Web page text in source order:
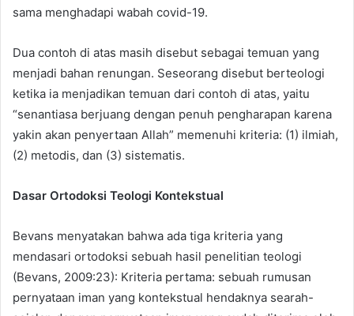
sama menghadapi wabah covid-19.
Dua contoh di atas masih disebut sebagai temuan yang
menjadi bahan renungan. Seseorang disebut berteologi
ketika ia menjadikan temuan dari contoh di atas, yaitu
“senantiasa berjuang dengan penuh pengharapan karena
yakin akan penyertaan Allah” memenuhi kriteria: (1) ilmiah,
(2) metodis, dan (3) sistematis.
Dasar Ortodoksi Teologi Kontekstual
Bevans menyatakan bahwa ada tiga kriteria yang
mendasari ortodoksi sebuah hasil penelitian teologi
(Bevans, 2009:23): Kriteria pertama: sebuah rumusan
pernyataan iman yang kontekstual hendaknya searah-